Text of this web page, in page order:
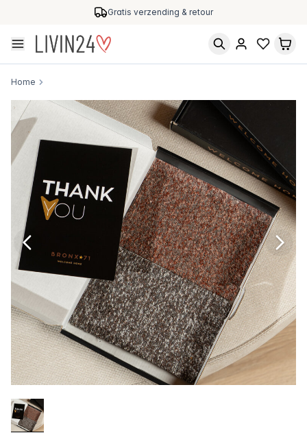
Gratis verzending & retour
Home